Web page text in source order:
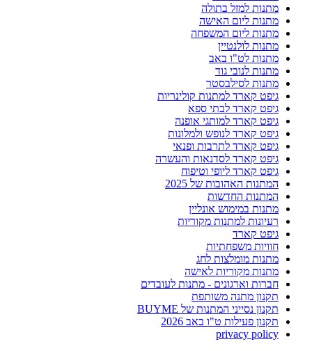
מתנות למזל בתולה
מתנות ליום האישה
מתנות ליום המשפחה
מתנות לולנטיין
מתנות לט"ו באב
מתנות לנובי גוד
מתנות לסילבסטר
גיפט קארד למתנות קולינריות
גיפט קארד לבתי ספא
גיפט קארד למותגי אופנה
גיפט קארד לנופש ולמלונות
גיפט קארד לתרבות ופנאי
גיפט קארד לסדנאות והעשרה
גיפט קארד ליופי וטיפוח
המתנות האהובות של 2025
המתנות החדשות
מתנות במימוש אונליין
רעיונות למתנות מקוריות
גיפט קארד
חוויות משפחתיות
מתנות מומלצות לחג
מתנות מקוריות לאישה
חברות וארגונים - מתנות לעובדים
תקנון מתנה משותפת
תקנון נסייני המתנות של BUYME
תקנון פעילות ט"ו באב 2026
privacy policy